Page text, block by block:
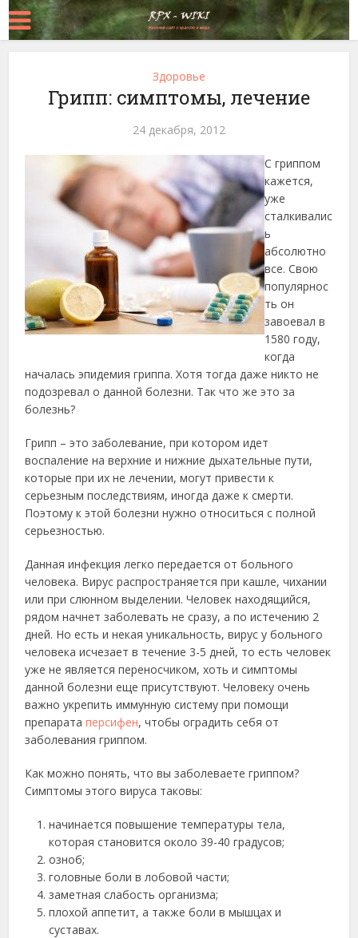
Здоровье
Грипп: симптомы, лечение
24 декабря, 2012
С гриппом
кажется,
уже
сталкивалис
ь
абсолютно
все. Свою
популярнос
ть он
завоевал в
1580 году,
когда
началась эпидемия гриппа. Хотя тогда даже никто не
подозревал о данной болезни. Так что же это за
болезнь?
Грипп – это заболевание, при котором идет
воспаление на верхние и нижние дыхательные пути,
которые при их не лечении, могут привести к
серьезным последствиям, иногда даже к смерти.
Поэтому к этой болезни нужно относиться с полной
серьезностью.
Данная инфекция легко передается от больного
человека. Вирус распространяется при кашле, чихании
или при слюнном выделении. Человек находящийся,
рядом начнет заболевать не сразу, а по истечению 2
дней. Но есть и некая уникальность, вирус у больного
человека исчезает в течение 3-5 дней, то есть человек
уже не является переносчиком, хоть и симптомы
данной болезни еще присутствуют. Человеку очень
важно укрепить иммунную систему при помощи
препаратаперсифен, чтобы оградить себя от
заболевания гриппом.
Как можно понять, что вы заболеваете гриппом?
Симптомы этого вируса таковы:
начинается повышение температуры тела,
которая становится около 39-40 градусов;
озноб;
головные боли в лобовой части;
заметная слабость организма;
плохой аппетит, а также боли в мышцах и
суставах.